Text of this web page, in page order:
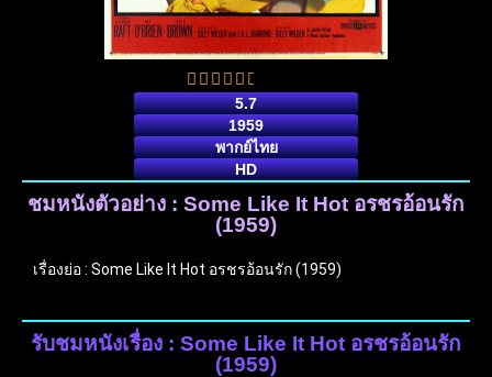
5.7
1959
พากย์ไทย
HD
ชมหนังตัวอย่าง : Some Like It Hot อรชรอ้อนรัก
(1959)
เรื่องย่อ : Some Like It Hot อรชรอ้อนรัก (1959)
รับชมหนังเรื่อง : Some Like It Hot อรชรอ้อนรัก
(1959)